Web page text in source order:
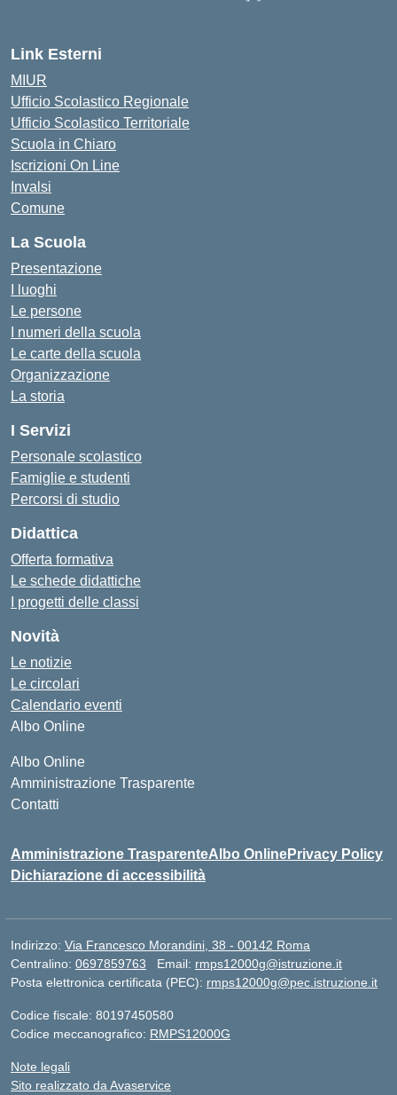
Link Esterni
MIUR
Ufficio Scolastico Regionale
Ufficio Scolastico Territoriale
Scuola in Chiaro
Iscrizioni On Line
Invalsi
Comune
La Scuola
Presentazione
I luoghi
Le persone
I numeri della scuola
Le carte della scuola
Organizzazione
La storia
I Servizi
Personale scolastico
Famiglie e studenti
Percorsi di studio
Didattica
Offerta formativa
Le schede didattiche
I progetti delle classi
Novità
Le notizie
Le circolari
Calendario eventi
Albo Online
Albo Online
Amministrazione Trasparente
Contatti
Amministrazione TrasparenteAlbo OnlinePrivacy Policy
Dichiarazione di accessibilità
Indirizzo: Via Francesco Morandini, 38 - 00142 Roma
Centralino: 0697859763 Email: rmps12000g@istruzione.it
Posta elettronica certificata (PEC): rmps12000g@pec.istruzione.it
Codice fiscale: 80197450580
Codice meccanografico: RMPS12000G
Note legali
Sito realizzato da Avaservice